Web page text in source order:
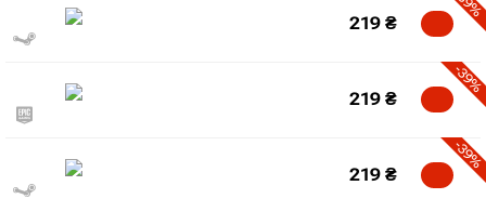
219 ₴
-39%
219 ₴
-39%
219 ₴